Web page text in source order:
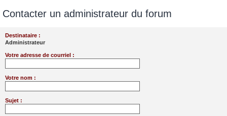
Contacter un administrateur du forum
Destinataire :
Administrateur
Votre adresse de courriel :
Votre nom :
Sujet :